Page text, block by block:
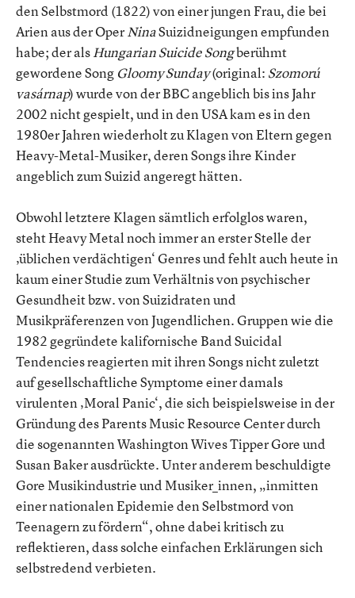
den Selbstmord (1822) von einer jungen Frau, die bei
Arien aus der OperNinaSuizidneigungen empfunden
habe; der alsHungarian Suicide Songberühmt
gewordene Song Gloomy Sunday(original: Szomorú
vasárnap) wurde von der BBC angeblich bis ins Jahr
2002 nicht gespielt, und in den USA kam es in den
1980er Jahren wiederholt zu Klagen von Eltern gegen
Heavy-Metal-Musiker, deren Songs ihre Kinder
angeblich zum Suizid angeregt hätten.
Obwohl letztere Klagen sämtlich erfolglos waren,
steht Heavy Metal noch immer an erster Stelle der
‚üblichen verdächtigen‘ Genres und fehlt auch heute in
kaum einer Studie zum Verhältnis von psychischer
Gesundheit bzw. von Suizidraten und
Musikpräferenzen von Jugendlichen. Gruppen wie die
1982 gegründete kalifornische Band Suicidal
Tendencies reagierten mit ihren Songs nicht zuletzt
auf gesellschaftliche Symptome einer damals
virulenten ‚Moral Panic‘, die sich beispielsweise in der
Gründung des Parents Music Resource Center durch
die sogenannten Washington Wives Tipper Gore und
Susan Baker ausdrückte. Unter anderem beschuldigte
Gore Musikindustrie und Musiker_innen, „inmitten
einer nationalen Epidemie den Selbstmord von
Teenagern zu fördern“, ohne dabei kritisch zu
reflektieren, dass solche einfachen Erklärungen sich
selbstredend verbieten.